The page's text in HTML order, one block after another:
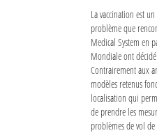
La vaccination est
problème que
Medical System en
Mondiale ont
Contrairement aux
modèles retenus
localisation qui
de prendre les
problèmes de vol